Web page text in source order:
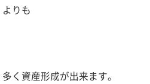
よりも
多く資産形成が出来ます。